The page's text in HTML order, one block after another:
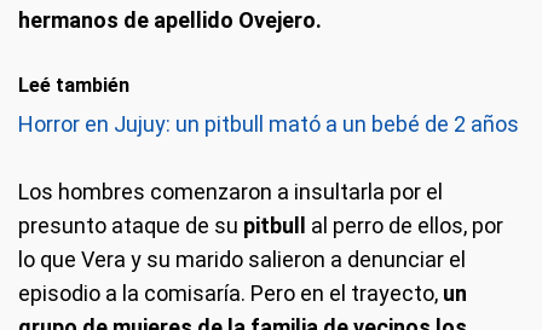
hermanos de apellido Ovejero.
Leé también
Horror en Jujuy: un pitbull mató a un bebé de 2 años
Los hombres comenzaron a insultarla por el
presunto ataque de su pitbull al perro de ellos, por
lo que Vera y su marido salieron a denunciar el
episodio a la comisaría. Pero en el trayecto, un